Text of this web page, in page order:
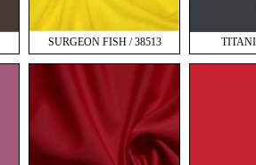
SURGEON FISH / 38513